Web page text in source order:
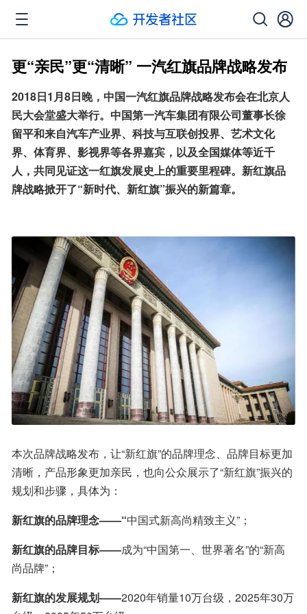
更“亲民”更“清晰” 一汽红旗品牌战略发布
2018日1月8日晚，中国一汽红旗品牌战略发布会在北京人
民大会堂盛大举行。中国第一汽车集团有限公司董事长徐
留平和来自汽车产业界、科技与互联创投界、艺术文化
界、体育界、影视界等各界嘉宾，以及全国媒体等近千
人，共同见证这一红旗发展史上的重要里程碑。新红旗品
牌战略掀开了“新时代、新红旗”振兴的新篇章。
本次品牌战略发布，让“新红旗”的品牌理念、品牌目标更加
清晰，产品形象更加亲民，也向公众展示了“新红旗”振兴的
规划和步骤，具体为：
新红旗的品牌理念——“中国式新高尚精致主义”；
新红旗的品牌目标——成为“中国第一、世界著名”的“新高
尚品牌”；
新红旗的发展规划——2020年销量10万台级，2025年30万